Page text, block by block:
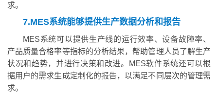
求。
7.MES系统能够提供生产数据分析和报告
MES系统可以提供生产线的运行效率、设备故障率、
产品质量合格率等指标的分析结果，帮助管理人员了解生产
状况和趋势，并进行决策和改进。MES软件系统还可以根
据用户的需求生成定制化的报告，以满足不同层次的管理需
求。